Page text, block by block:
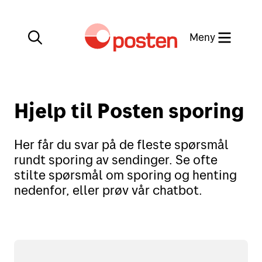
Lukk
Meny
Min side
Min side
English
Posten-appen
Hjelp til Posten sporing
Her får du svar på de fleste spørsmål
rundt sporing av sendinger. Se ofte
stilte spørsmål om sporing og henting
nedenfor, eller prøv vår chatbot.